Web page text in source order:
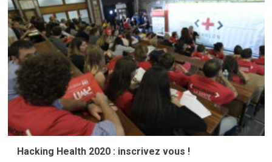
dans
la
Boucle
2020
:
prenez
dates
Hacking Health 2020 : inscrivez vous !